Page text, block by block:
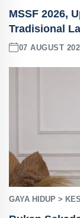
MSSF 2026,
Tradisional
07 AUGUST
GAYA HIDUP >